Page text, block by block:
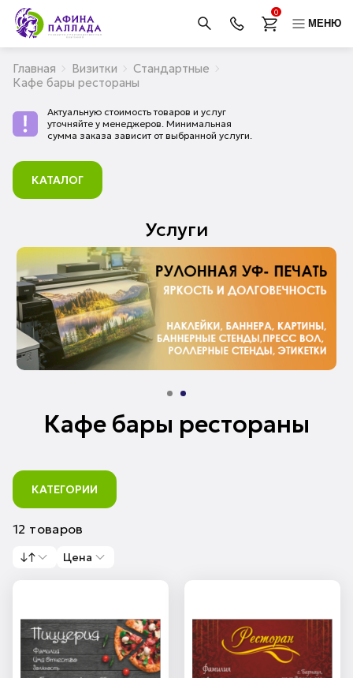
0
МЕНЮ
Главная Визитки
Стандартные
Кафе бары рестораны
Актуальную стоимость товаров и услуг
уточняйте у менеджеров. Минимальная
сумма заказа зависит от выбранной услуги.
КАТАЛОГ
Услуги
Кафе бары рестораны
КАТЕГОРИИ
12 товаров
↓↑ Цена